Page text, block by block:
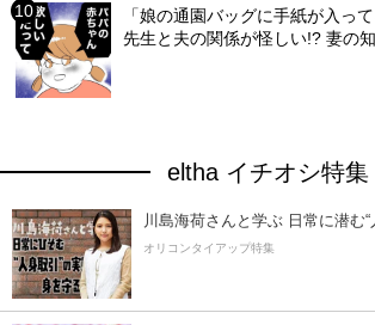
「娘の通園バッグに手紙が入っ
先生と夫の関係が怪しい!? 妻の
eltha イチオシ特集
川島海荷さんと学ぶ 日常に潜む
オリコンタイアップ特集